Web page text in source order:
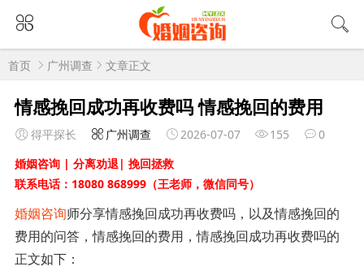
首页 广州调查 文章正文
情感挽回成功再收费吗 情感挽回的费用
得平探长 广州调查 2026-07-07 155
0
婚姻咨询 | 分离劝退| 挽回拯救
联系电话：18080 868999（王老师，微信同号）
婚姻咨询师分享情感挽回成功再收费吗，以及情感挽回的
费用的问答，情感挽回的费用，情感挽回成功再收费吗的
正文如下：